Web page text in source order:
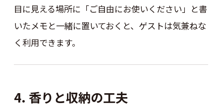
目に見える場所に「ご自由にお使いください」と書
いたメモと一緒に置いておくと、ゲストは気兼ねな
く利用できます。
4. 香りと収納の工夫